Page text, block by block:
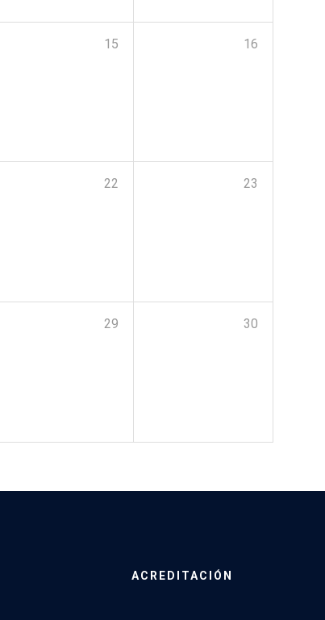
15 16
22 23
29 30
ACREDITACIÓN